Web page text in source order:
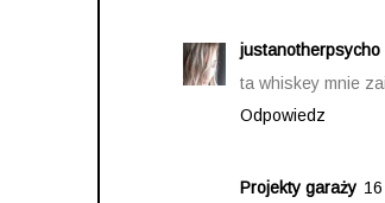
justanotherpsycho
ta whiskey mnie
Odpowiedz
Projekty garaży